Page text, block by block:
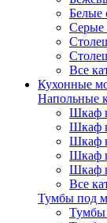
Белые
Серые
Все
Кухонные
Напольные
Шкаф
Шкаф
Шкаф
Шкаф
Шкаф
Все
Тумбы под
Тумбы